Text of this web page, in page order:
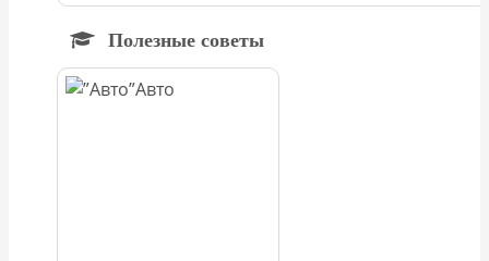
Полезные советы
Авто